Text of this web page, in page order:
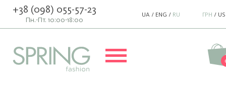
+38 (098) 055-57-23
Пн.-Пт. 10:00-18:00
UA / ENG / RU ГРН /